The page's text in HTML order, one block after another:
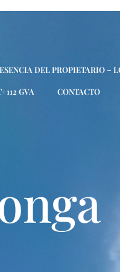
DEL PROPIETARIO –
GVA CONTACTO